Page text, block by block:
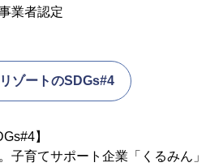
業者認定
ゾートのSDGs#4
】
子育てサポート企業「くるみん」